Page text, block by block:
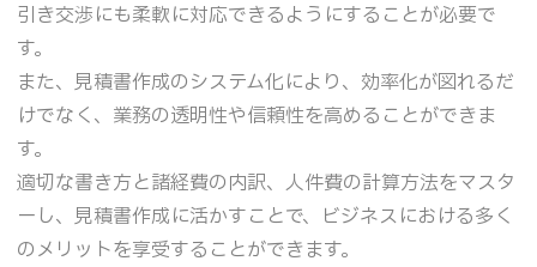
引き交渉にも柔軟に対応できるようにすることが必要で
す。
また、見積書作成のシステム化により、効率化が図れるだ
けでなく、業務の透明性や信頼性を高めることができま
す。
適切な書き方と諸経費の内訳、人件費の計算方法をマスタ
ーし、見積書作成に活かすことで、ビジネスにおける多く
のメリットを享受することができます。